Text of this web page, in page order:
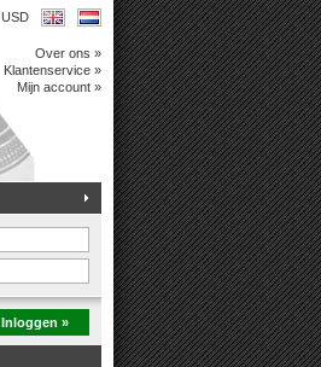
USD
Over ons »
Klantenservice »
Mijn account »
Inloggen »